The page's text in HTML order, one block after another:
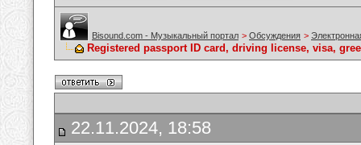
Bisound.com - Музыкальный портал > Обсуждения >
Registered passport ID card, driving license, visa,
22.11.2024, 18:58